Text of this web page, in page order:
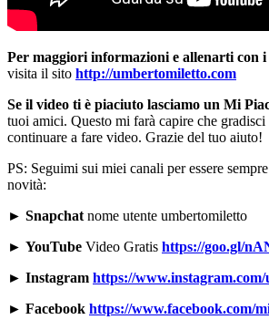
Per maggiori informazioni e allenarti con
visita il sito http://umbertomiletto.com
Se il video ti è piaciuto lasciamo un Mi
tuoi amici. Questo mi farà capire che gradisci
continuare a fare video. Grazie del tuo aiuto!
PS: Seguimi sui miei canali per essere
novità:
► Snapchat nome utente umbertomiletto
► YouTube Video Gratis https://goo.gl/
► Instagram https://
► Facebook https://www.facebook.com/